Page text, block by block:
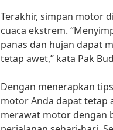
Terakhir, simpan motor
cuaca ekstrem.
panas dan hujan dapat
tetap awet,” kata Pak
Dengan menerapkan
motor Anda dapat tetap
merawat motor dengan